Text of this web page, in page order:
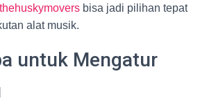
thehuskymovers bisa jadi pilihan tepat
alat musik.
untuk Mengatur